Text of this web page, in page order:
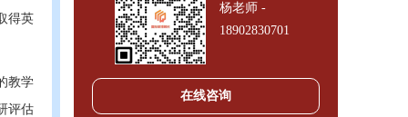
得英
教学
评估
杨老师 -
18902830701
在线咨询